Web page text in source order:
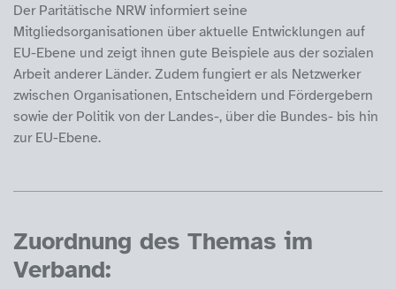
Der Paritätische NRW informiert seine
Mitgliedsorganisationen über aktuelle Entwicklungen auf
EU-Ebene und zeigt ihnen gute Beispiele aus der sozialen
Arbeit anderer Länder. Zudem fungiert er als Netzwerker
zwischen Organisationen, Entscheidern und Fördergebern
sowie der Politik von der Landes-, über die Bundes- bis hin
zur EU-Ebene.
Zuordnung des Themas im
Verband: